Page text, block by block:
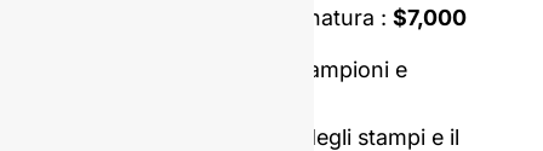
Stampo a doppia incastonatura : $7,000
Prezzo comprensivo di campioni e
I nostri costi di apertura degli stampi e il